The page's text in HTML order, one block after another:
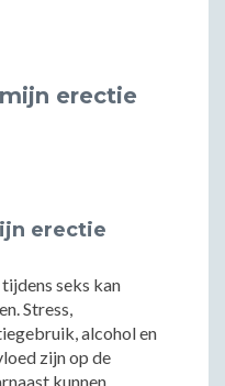
erectie
erectie
seks kan
Stress,
alcohol en
zijn op de
kunnen